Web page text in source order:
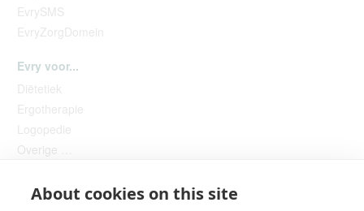
About cookies on this site
EvrySMS
EvryZorgDomein
Evry voor...
Diëtetiek
Ergotherapie
Logopedie
Overige …